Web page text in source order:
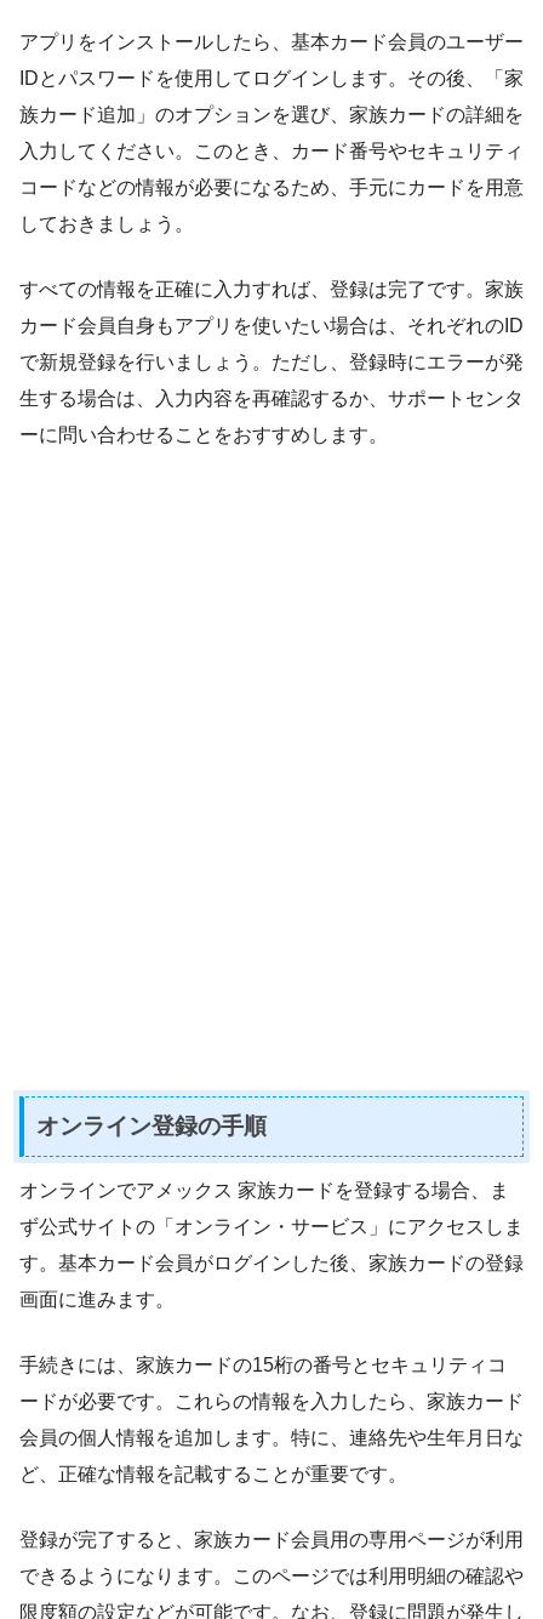
アプリをインストールしたら、基本カード会員のユーザー
IDとパスワードを使用してログインします。その後、「家
族カード追加」のオプションを選び、家族カードの詳細を
入力してください。このとき、カード番号やセキュリティ
コードなどの情報が必要になるため、手元にカードを用意
しておきましょう。
すべての情報を正確に入力すれば、登録は完了です。家族
カード会員自身もアプリを使いたい場合は、それぞれのID
で新規登録を行いましょう。ただし、登録時にエラーが発
生する場合は、入力内容を再確認するか、サポートセンタ
ーに問い合わせることをおすすめします。
オンライン登録の手順
オンラインでアメックス 家族カードを登録する場合、ま
ず公式サイトの「オンライン・サービス」にアクセスしま
す。基本カード会員がログインした後、家族カードの登録
画面に進みます。
手続きには、家族カードの15桁の番号とセキュリティコ
ードが必要です。これらの情報を入力したら、家族カード
会員の個人情報を追加します。特に、連絡先や生年月日な
ど、正確な情報を記載することが重要です。
登録が完了すると、家族カード会員用の専用ページが利用
できるようになります。このページでは利用明細の確認や
限度額の設定などが可能です。なお、登録に問題が発生し